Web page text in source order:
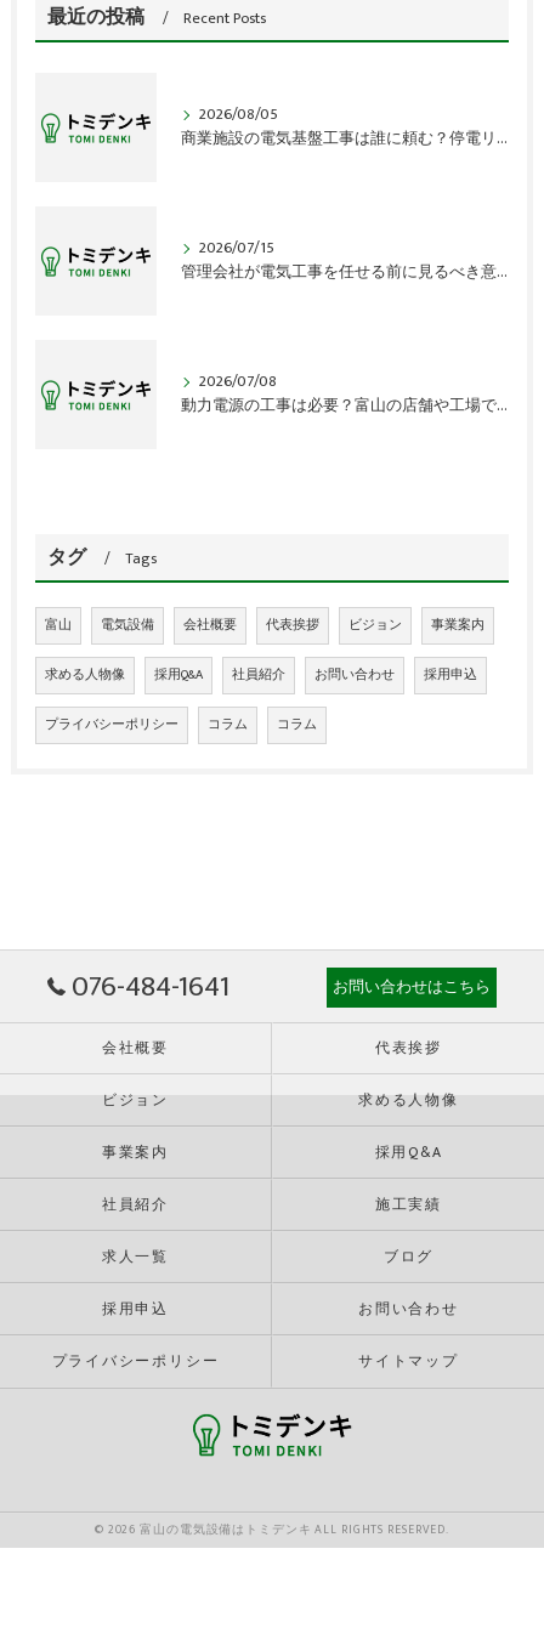
最近の投稿 Recent Posts
2026/08/05
商業施設の電気基盤工事は誰に頼む？停電リスクの盲点
2026/07/15
管理会社が電気工事を任せる前に見るべき意外な盲点
2026/07/08
動力電源の工事は必要？富山の店舗や工場で見落とす確認点
タグ Tags
富山 電気設備 会社概要 代表挨拶 ビジョン 事業案内
求める人物像 採用Q&A 社員紹介 お問い合わせ 採用申込
プライバシーポリシー コラム コラム
076-484-1641 お問い合わせはこちら
会社概要 代表挨拶
ビジョン 求める人物像
事業案内 採用Q&A
社員紹介 施工実績
求人一覧 ブログ
採用申込 お問い合わせ
プライバシーポリシー サイトマップ
© 2026 富山の電気設備はトミデンキ ALL RIGHTS RESERVED.